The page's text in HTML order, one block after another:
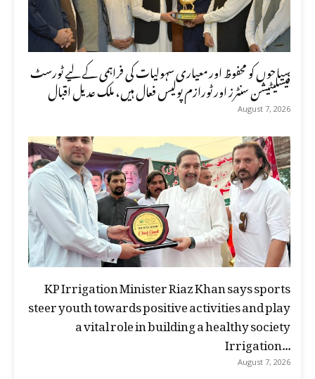
سیاحوں کو محفوظ اور معیاری سہولیات کی فراہمی کے لیے ٹورسٹ
فیسلیٹیشن سنٹرز اور ٹورازم پولیس فعال ہیں، ملک عدیل اقبال
August 7, 2026
KP Irrigation Minister Riaz Khan says sports
steer youth towards positive activities and play
a vital role in building a healthy society
Irrigation...
August 7, 2026